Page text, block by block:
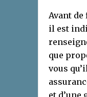
Avant
il est
que
vous